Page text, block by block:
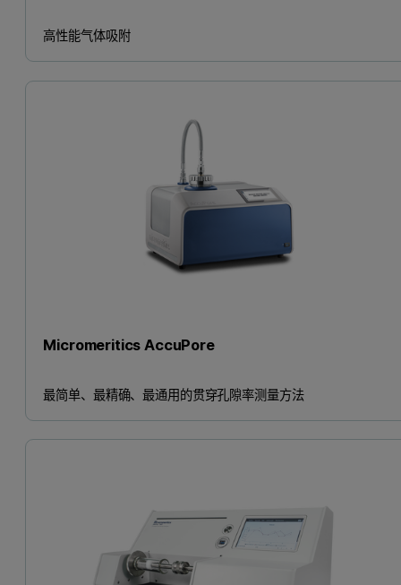
高性能气体吸附
Micromeritics AccuPore
最简单、最精确、最通用的贯穿孔隙率测量方法